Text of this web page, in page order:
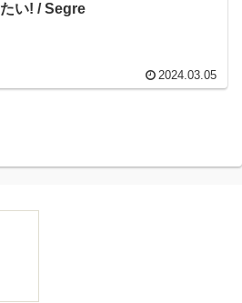
たい! / Segre
2024.03.05